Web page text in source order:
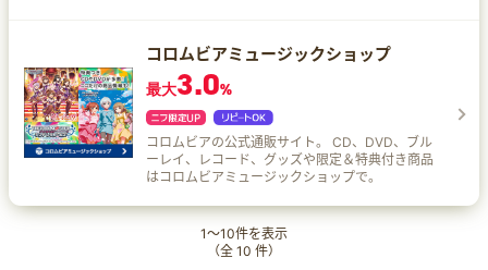
を選ぶ 残り等賞を確認 引く回数を選ぶ くじ券を
選ぶ 当たった商品を確認 最後の1個を引くと手に
入る！ 自宅で商品を受け取り
コロムビアミュージックショップ
最大3.0%
コロムビアの公式通販サイト。 CD、DVD、ブル
ーレイ、レコード、グッズや限定＆特典付き商品
はコロムビアミュージックショップで。
1～10件を表示
（全 10 件）